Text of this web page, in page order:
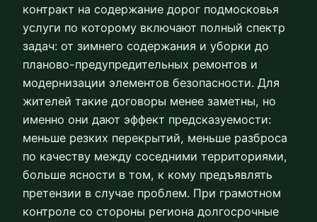
контракт на содержание дорог подмосковья
услуги по которому включают полный спектр
задач: от зимнего содержания и уборки до
планово-предупредительных ремонтов и
модернизации элементов безопасности. Для
жителей такие договоры менее заметны, но
именно они дают эффект предсказуемости:
меньше резких перекрытий, меньше разброса
по качеству между соседними территориями,
больше ясности в том, к кому предъявлять
претензии в случае проблем. При грамотном
контроле со стороны региона долгосрочные